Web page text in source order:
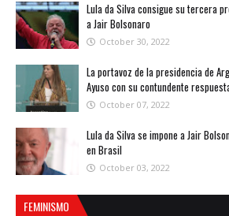
Lula da Silva consigue su tercera
a Jair Bolsonaro
October 30, 2022
La portavoz de la presidencia de
Ayuso con su contundente
October 07, 2022
Lula da Silva se impone a Jair
en Brasil
October 03, 2022
FEMINISMO